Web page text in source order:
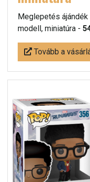
Meglepetés
modell, miniatúra -
Tovább a